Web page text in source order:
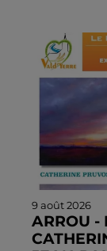
9 août 2026
ARROU -